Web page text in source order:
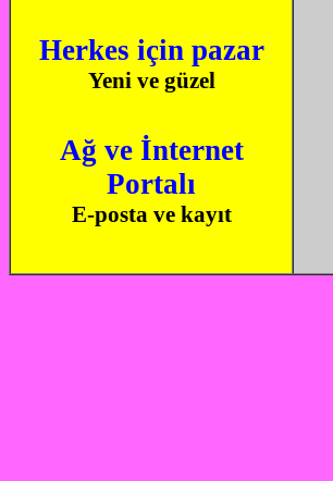
Herkes için pazar
Yeni ve güzel
Ağ ve İnternet
Portalı
E-posta ve kayıt